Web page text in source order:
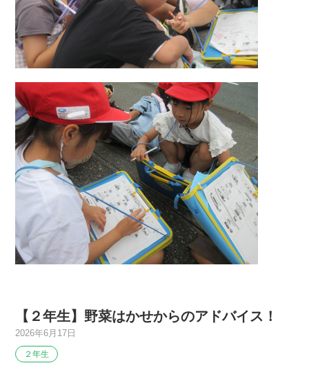
【２年生】野菜はかせからのアドバイス！
2026年6月17日
２年生